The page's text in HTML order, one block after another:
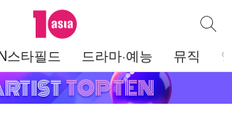
텐아시아 통합
스타필드 드라마·예능 뮤직